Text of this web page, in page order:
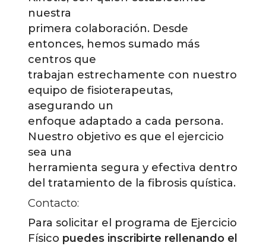
nuestra
primera colaboración. Desde
entonces, hemos sumado más
centros que
trabajan estrechamente con nuestro
equipo de fisioterapeutas,
asegurando un
enfoque adaptado a cada persona.
Nuestro objetivo es que el ejercicio
sea una
herramienta segura y efectiva dentro
del tratamiento de la fibrosis quística.
Contacto:
Para solicitar el programa de Ejercicio
Físico puedes inscribirte rellenando el